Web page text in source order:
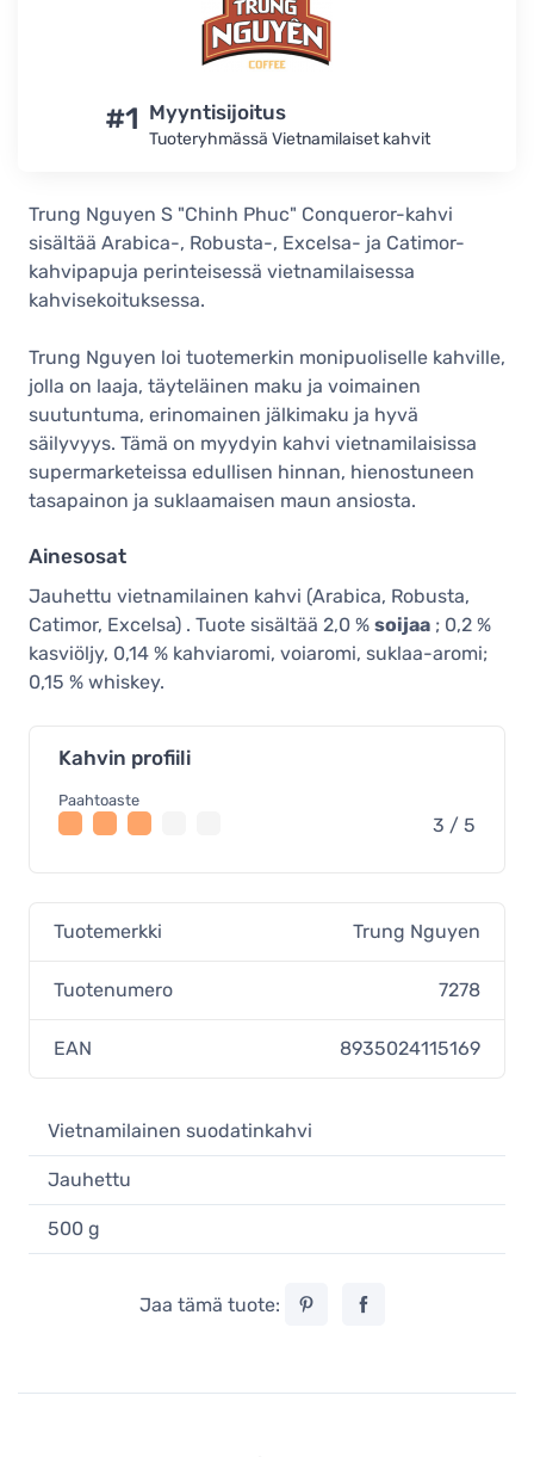
#1 Myyntisijoitus
Tuoteryhmässä Vietnamilaiset kahvit
Trung Nguyen S "Chinh Phuc" Conqueror-kahvi
sisältää Arabica-, Robusta-, Excelsa- ja Catimor-
kahvipapuja perinteisessä vietnamilaisessa
kahvisekoituksessa.
Trung Nguyen loi tuotemerkin monipuoliselle kahville,
jolla on laaja, täyteläinen maku ja voimainen
suutuntuma, erinomainen jälkimaku ja hyvä
säilyvyys. Tämä on myydyin kahvi vietnamilaisissa
supermarketeissa edullisen hinnan, hienostuneen
tasapainon ja suklaamaisen maun ansiosta.
Ainesosat
Jauhettu vietnamilainen kahvi (Arabica, Robusta,
Catimor, Excelsa) . Tuote sisältää 2,0 % soijaa ; 0,2 %
kasviöljy, 0,14 % kahviaromi, voiaromi, suklaa-aromi;
0,15 % whiskey.
Kahvin profiili
Paahtoaste
3 / 5
Tuotemerkki Trung Nguyen
Tuotenumero 7278
EAN 8935024115169
Vietnamilainen suodatinkahvi
Jauhettu
500 g
Jaa tämä tuote: